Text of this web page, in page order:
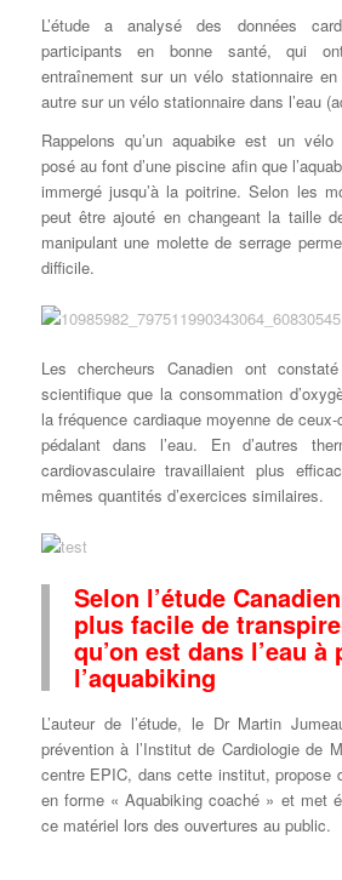
L’étude a analysé des données
participants en bonne santé, qui
entraînement sur un vélo stationnaire
autre sur un vélo stationnaire dans l’eau
Rappelons qu’un aquabike est un vélo
posé au font d’une piscine afin que
immergé jusqu’à la poitrine. Selon les
peut être ajouté en changeant la taille
manipulant une molette de serrage
difficile.
Les chercheurs Canadien ont
scientifique que la consommation
la fréquence cardiaque moyenne de
pédalant dans l’eau. En d’autres
cardiovasculaire travaillaient plus
mêmes quantités d’exercices similaires.
Selon l’étude
plus facile de
qu’on est dans l’eau
l’aquabiking
L’auteur de l’étude, le Dr Martin
prévention à l’Institut de Cardiologie de
centre EPIC, dans cette institut, propose
en forme « Aquabiking coaché » et met
ce matériel lors des ouvertures au public.